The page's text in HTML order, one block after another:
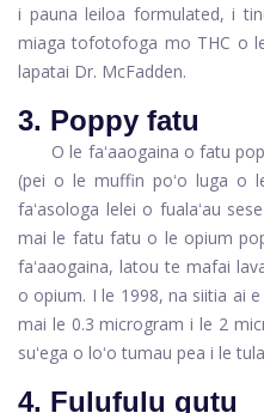
i pauna leiloa formulated, i
miaga tofotofoga mo THC o
lapatai Dr. McFadden.
3. Poppy fatu
O le faʻaaogaina o fatu
(pei o le muffin poʻo luga o
faʻasologa lelei o fualaʻau
mai le fatu fatu o le opium
faʻaaogaina, latou te mafai
o opium. I le 1998, na siitia ai
mai le 0.3 microgram i le 2
suʻega o loʻo tumau pea i le
4. Fulufulu gutu